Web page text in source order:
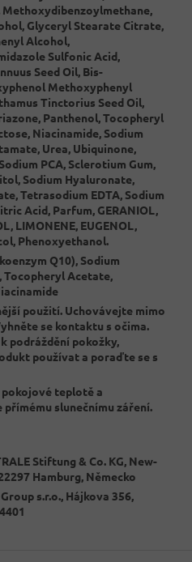
Methoxydibenzoylmethane,
Glyceryl Stearate Citrate,
Alcohol,
Sulfonic Acid,
Seed Oil, Bis-
Methoxyphenyl
Tinctorius Seed Oil,
Panthenol, Tocopheryl
Niacinamide, Sodium
Urea, Ubiquinone,
PCA, Sclerotium Gum,
Sodium Hyaluronate,
Tetrasodium EDTA, Sodium
Acid, Parfum, GERANIOL,
LIMONENE, EUGENOL,
Phenoxyethanol.
Q10), Sodium
Tocopheryl Acetate,
použití. Uchovávejte mimo
se kontaktu s očima.
podráždění pokožky,
používat a poraďte se s
teplotě a
slunečnímu záření.
Stiftung & Co. KG, New-
Hamburg, Německo
s.r.o., Hájkova 356,